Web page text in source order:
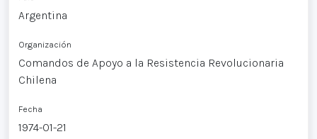
Argentina
Organización
Comandos de Apoyo a la Resistencia Revolucionaria
Chilena
Fecha
1974-01-21